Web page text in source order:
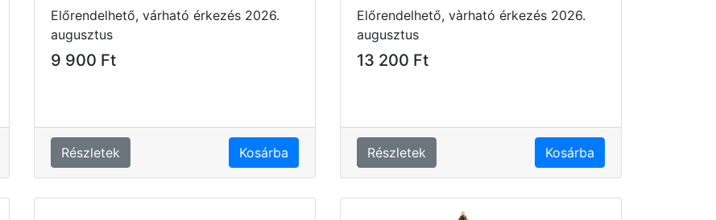
Előrendelhető, várható érkezés 2026.
augusztus
9 900 Ft
Részletek Kosárba
Előrendelhető, vàrható érkezés 2026.
augusztus
13 200 Ft
Részletek Kosárba